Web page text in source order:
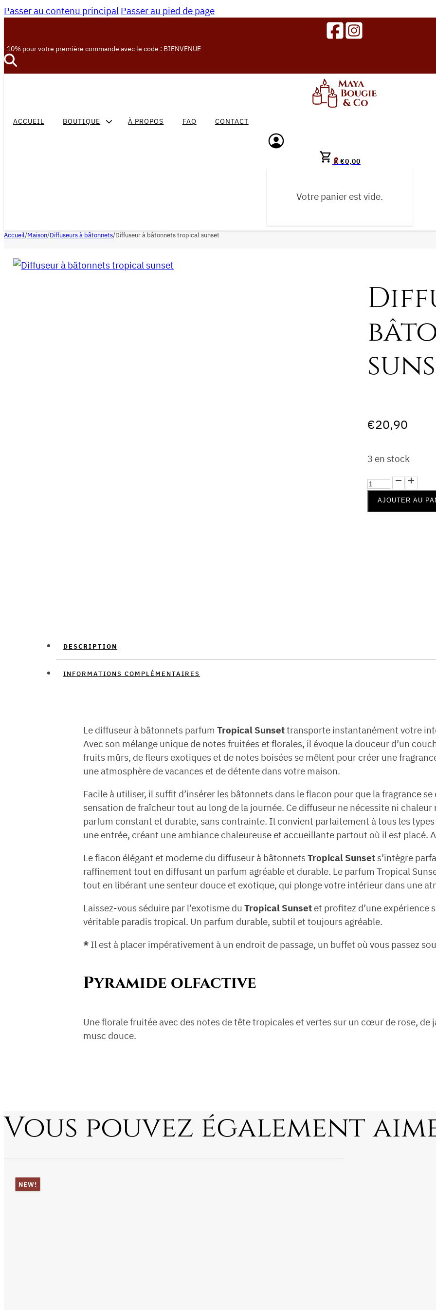
Passer au contenu principal Passer au pied de page
-10% pour votre première commande avec le code : BIENVENUE
ACCUEIL BOUTIQUE À PROPOS FAQ CONTACT
0 €0,00
Votre panier est vide.
Accueil/Maison/Diffuseurs à bâtonnets/Diffuseur à bâtonnets tropical sunset
€20,90
3 en stock
quantité
de
AJOUTER AU
DESCRIPTION
INFORMATIONS COMPLÉMENTAIRES
Le diffuseur à bâtonnets parfum Tropical Sunsettransporte instantanément votre
Avec son mélange unique de notes fruitées et florales, il évoque la douceur d’un
fruits mûrs, de fleurs exotiques et de notes boisées se mêlent pour créer une
une atmosphère de vacances et de détente dans votre maison.
Facile à utiliser, il suffit d’insérer les bâtonnets dans le flacon pour que la fragrance
sensation de fraîcheur tout au long de la journée. Ce diffuseur ne nécessite ni
parfum constant et durable, sans contrainte. Il convient parfaitement à tous les
une entrée, créant une ambiance chaleureuse et accueillante partout où il est
Le flacon élégant et moderne du diffuseur à bâtonnets Tropical Sunsets’intègre
raffinement tout en diffusant un parfum agréable et durable. Le parfum Tropical
tout en libérant une senteur douce et exotique, qui plonge votre intérieur dans une
Laissez-vous séduire par l’exotisme du Tropical Sunsetet profitez d’une expérience
véritable paradis tropical. Un parfum durable, subtil et toujours agréable.
* Il est à placer impérativement à un endroit de passage, un buffet où vous passez
Pyramide olfactive
Une florale fruitée avec des notes de tête tropicales et vertes sur un cœur de rose, de
musc douce.
Vous pouvez également
NEW!